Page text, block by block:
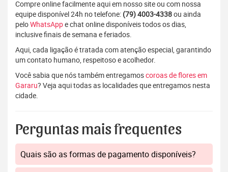
Compre online facilmente aqui em nosso site ou com nossa
equipe disponível 24h no telefone: (79) 4003-4338ou ainda
peloWhatsAppe chat online disponíveis todos os dias,
inclusive finais de semana e feriados.
Aqui, cada ligação é tratada com atenção especial, garantindo
um contato humano, respeitoso e acolhedor.
Você sabia que nós também entregamoscoroas de flores em
Gararu? Veja aqui todas as localidades que entregamos nesta
cidade.
Perguntas mais frequentes
Quais são as formas de pagamento disponíveis?